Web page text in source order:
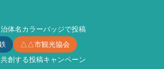
体名カラーバッジで投稿
△△市観光協会
創する投稿キャンペーン